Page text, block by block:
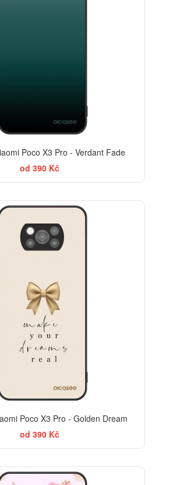
Poco X3 Pro - Verdant Fade
od 390 Kč
Poco X3 Pro - Golden Dream
od 390 Kč